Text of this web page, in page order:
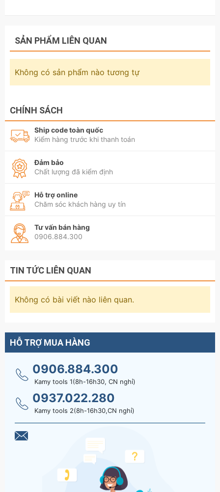
SẢN PHẨM LIÊN QUAN
Không có sản phẩm nào tương tự
CHÍNH SÁCH
Ship code toàn quốc
Kiểm hàng trước khi thanh toán
Đảm bảo
Chất lượng đã kiểm định
Hỗ trợ online
Chăm sóc khách hàng uy tín
Tư vấn bán hàng
0906.884.300
TIN TỨC LIÊN QUAN
Không có bài viết nào liên quan.
HỖ TRỢ MUA HÀNG
0906.884.300
Kamy tools 1(8h-16h30, CN nghỉ)
0937.022.280
Kamy tools 2(8h-16h30,CN nghỉ)